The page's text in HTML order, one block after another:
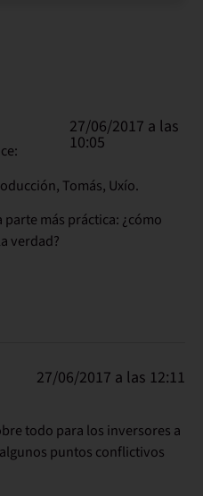
27/06/2017 a las
10:05
Tomás, Uxío.
más práctica: ¿cómo
verdad?
27/06/2017 a las 12:11
todo para los inversores a
puntos conflictivos